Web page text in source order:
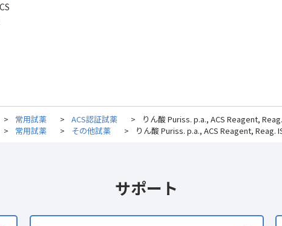
> 常用試薬 > ACS認証試薬 >
りん酸 Puriss. p.a., ACS Reagent,
> 常用試薬 > その他試薬 > りん酸 Puriss. p.a., ACS Reagent, Reag.
サポート